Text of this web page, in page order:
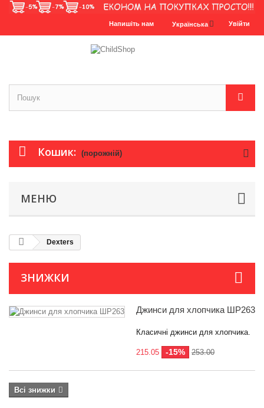
Увійти
Українська
Напишіть нам
Кошик: (порожній)
МЕНЮ
Dexters
Категорії
56 5
ЗНИЖКИ
Джинси для хлопчика ШР263
Класичні джинси для хлопчика.
215.05 -15% 253.00
Всі знижки